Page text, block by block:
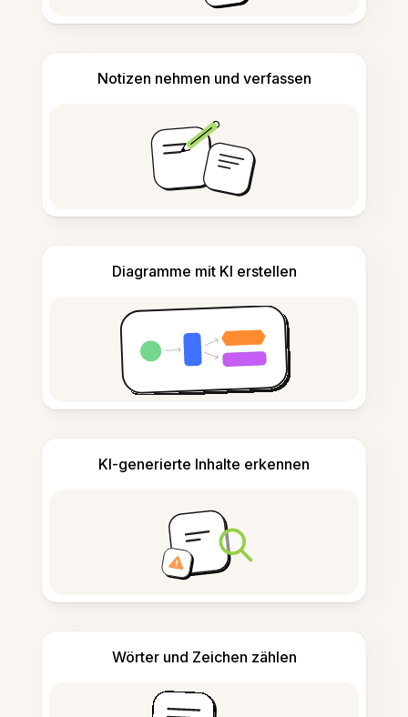
Notizen nehmen und verfassen
Diagramme mit KI erstellen
KI-generierte Inhalte erkennen
Wörter und Zeichen zählen